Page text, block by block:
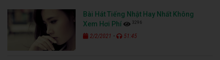
Bài Hát Tiếng Nhật Hay Nhất Không
Xem Hơi Phí
3296
2/2/2021 - 51:45